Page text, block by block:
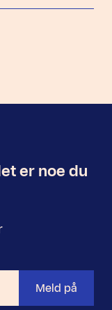
er noe du
Meld på